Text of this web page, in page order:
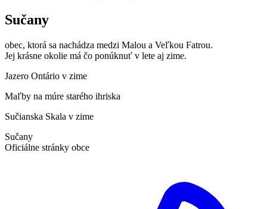
Sučany
obec, ktorá sa nachádza medzi Malou a Veľkou Fatrou.
Jej krásne okolie má čo ponúknuť v lete aj zime.
Jazero Ontário v zime
Maľby na múre starého ihriska
Sučianska Skala v zime
Sučany
Oficiálne stránky obce